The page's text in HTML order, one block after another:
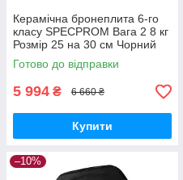
Керамічна бронеплита 6-го
класу SPECPROM Вага 2 8 кг
Розмір 25 на 30 см Чорний
25x30 6 клас
Готово до відправки
5 994 ₴ 6 660 ₴
Купити
–10%